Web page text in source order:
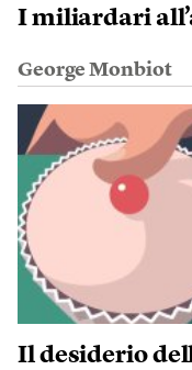
I miliardari
George Monbiot
Il desiderio